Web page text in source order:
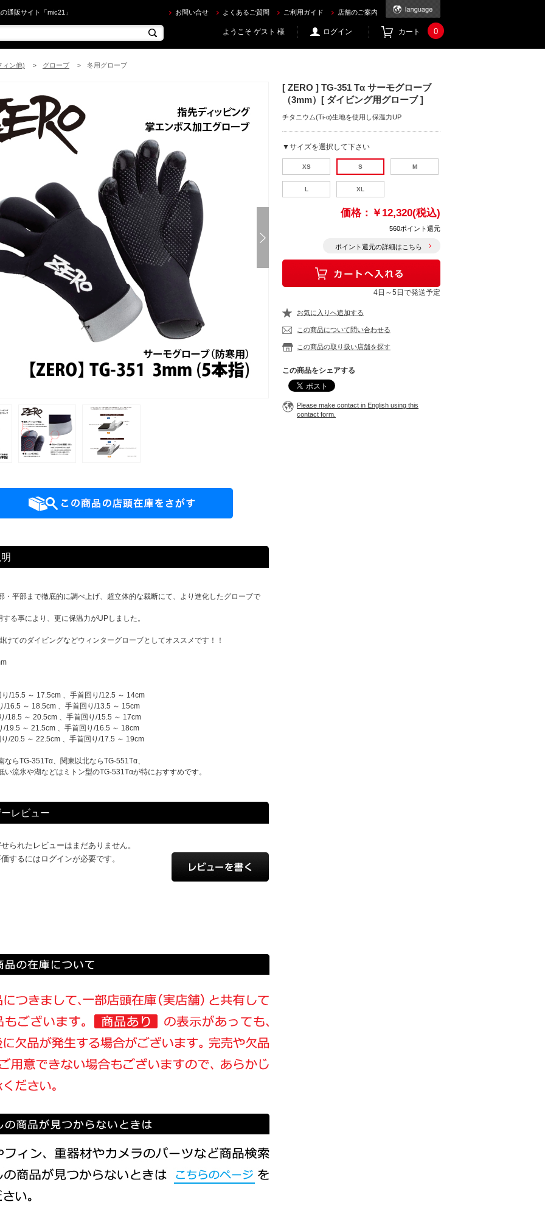
] TG-351 Tα サーモグローブ（3mm）[ ダイビング用グローブ ] を買うならec.mic21.com
通販サイト「mic21」 お問い合せ よくあるご質問 ご利用ガイド 店舗のご案内
ようこそ ゲスト 様 ログイン カート 0
ィン他) > グローブ > 冬用グローブ
・平部まで徹底的に調べ上げ、超立体的な裁断にて、より進化したグローブで
る事により、更に保温力がUPしました。
けてのダイビングなどウィンターグローブとしてオススメです！！
/15.5 ～ 17.5cm 、手首回り/12.5 ～ 14cm
/16.5 ～ 18.5cm 、手首回り/13.5 ～ 15cm
/18.5 ～ 20.5cm 、手首回り/15.5 ～ 17cm
/19.5 ～ 21.5cm 、手首回り/16.5 ～ 18cm
/20.5 ～ 22.5cm 、手首回り/17.5 ～ 19cm
ならTG-351Tα、関東以北ならTG-551Tα、
い流氷や湖などはミトン型のTG-531Tαが特におすすめです。
レビュー
られたレビューはまだありません。
するにはログインが必要です。
[ ZERO ] TG-351 Tα サーモグローブ
（3mm）[ ダイビング用グローブ ]
チタニウム(Ti-α)生地を使用し保温力UP
▼サイズを選択して下さい
XS S M
L XL
価格： ￥12,320(税込)
560ポイント還元
ポイント還元の詳細はこちら
4日～5日で発送予定
お気に入りへ追加する
この商品について問い合わせる
この商品の取り扱い店舗を探す
この商品をシェアする
Please make contact in English using this
contact form.